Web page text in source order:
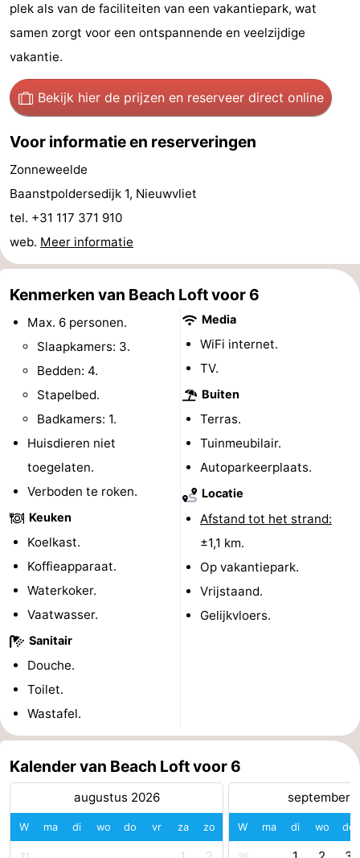
Musea
-
Monumenten
-
Molens
-
Rondvaarten
-
Binnenspeeltuinen
-
Bowlen
-
Minigolfbanen
Wellness
centra
Dorpen
Steden
Natuur
Sporten
-
Zwembaden
-
Fietsen
Wandelen
-
Golfbanen
-
en
drinken
Haaientanden
Zeehonden
Evenementen
plek als van de faciliteiten van een vakantiepark, wat
samen zorgt voor een ontspannende en veelzijdige
vakantie.
Bekijk hier de prijzen en reserveer direct online
Voor informatie en reserveringen
Zonneweelde
Baanstpoldersedijk 1, Nieuwvliet
tel. +31 117 371 910
web. Meer informatie
Kenmerken van Beach Loft voor 6
Max. 6 personen.
Slaapkamers: 3.
Bedden: 4.
Stapelbed.
Badkamers: 1.
Huisdieren niet
toegelaten.
Verboden te roken.
Keuken
Koelkast.
Koffieapparaat.
Waterkoker.
Vaatwasser.
Sanitair
Douche.
Toilet.
Wastafel.
Media
WiFi internet.
TV.
Buiten
Terras.
Tuinmeubilair.
Autoparkeerplaats.
Locatie
Afstand tot het strand:
±1,1 km.
Op vakantiepark.
Vrijstaand.
Gelijkvloers.
Kalender van Beach Loft voor 6
augustus 2026
W ma di wo do vr za zo
september
W ma di wo do